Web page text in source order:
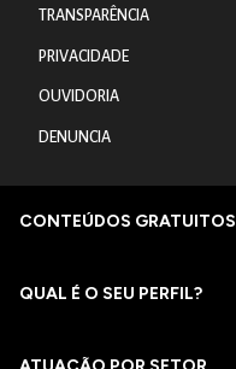
TRANSPARÊNCIA
PRIVACIDADE
OUVIDORIA
DENUNCIA
CONTEÚDOS GRATUITOS
QUAL É O SEU PERFIL?